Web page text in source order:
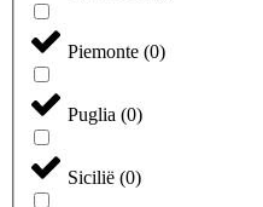
Piemonte (0)
Puglia (0)
Sicilië (0)